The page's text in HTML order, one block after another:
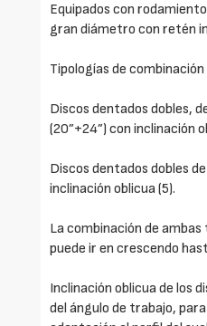
Equipados con
gran diámetro con retén
Tipologías de
Discos dentados dobles,
(20”+24”) con inclinación
Discos dentados dobles
inclinación oblicua (5).
La combinación de
puede ir en crescendo
Inclinación oblicua de los
del ángulo de trabajo,